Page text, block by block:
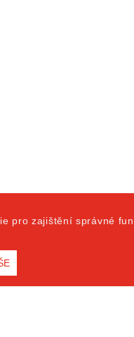
pro zajištění správné